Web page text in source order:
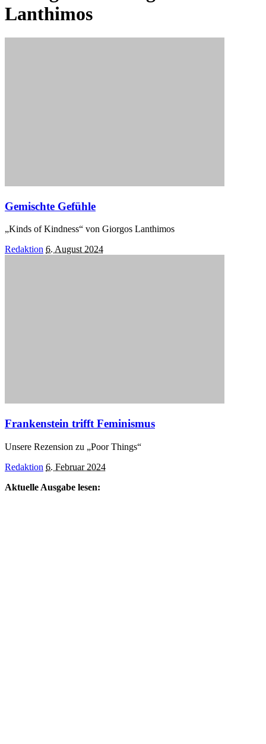
Lanthimos
Gemischte Gefühle
„Kinds of Kindness“ von Giorgos Lanthimos
Posted
Redaktion 6. August 2024
Frankenstein trifft Feminismus
Unsere Rezension zu „Poor Things“
Posted
Redaktion 6. Februar 2024
Aktuelle Ausgabe lesen: